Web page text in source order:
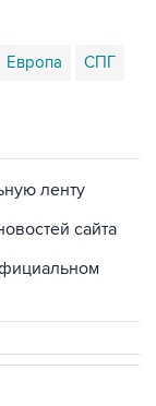
Европа СПГ
ленту
сайта